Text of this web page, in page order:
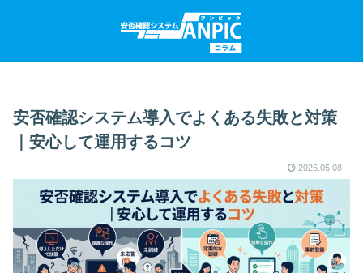
安否確認システム導入でよくある失敗と対策
｜安心して運用するコツ
2026.05.08